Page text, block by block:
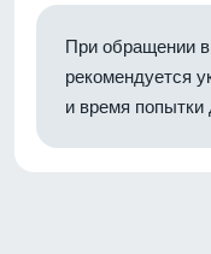
При обращении
рекомендуется
и время попытки